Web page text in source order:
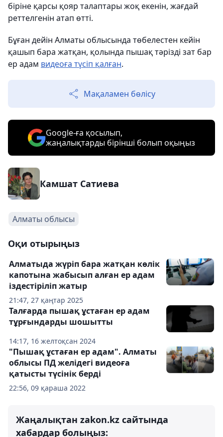
біріне қарсы қояр талаптары жоқ екенін, жағдай
реттелгенін атап өтті.
Бұған дейін Алматы облысында төбелестен кейін
қашып бара жатқан, қолында пышақ тәрізді зат бар
ер адам видеоға түсіп қалған.
Мақаламен бөлісу
Google-ға қосылып,
жаңалықтарды бірінші болып оқыңыз
Камшат Сатиева
Алматы облысы
Оқи отырыңыз
21:47, 27 қаңтар 2025
Алматыда жүріп бара жатқан көлік
капотына жабысып алған ер адам
іздестіріліп жатыр
14:17, 16 желтоқсан 2024
Талғарда пышақ ұстаған ер адам
тұрғындарды шошытты
22:56, 09 қараша 2022
"Пышақ ұстаған ер адам". Алматы
облысы ПД желідегі видеоға
қатысты түсінік берді
Жаңалықтан zakon.kz сайтында
хабардар болыңыз: